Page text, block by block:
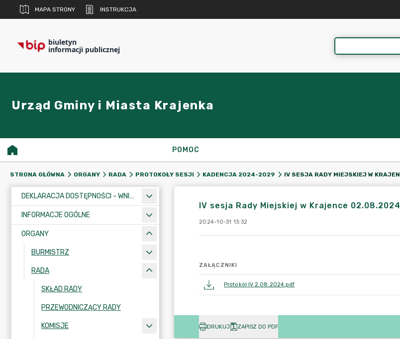
MAPA STRONY INSTRUKCJA
biuletyn
informacji publicznej
Urząd Gminy i Miasta Krajenka
POMOC
STRONA GŁÓWNA ORGANY RADA PROTOKOŁY SESJI KADENCJA 2024-2029
DEKLARACJA DOSTĘPNOŚCI - WNIOSEK
INFORMACJE OGÓLNE
ORGANY
BURMISTRZ
RADA
SKŁAD RADY
PRZEWODNICZĄCY RADY
KOMISJE
IV sesja Rady Miejskiej w Krajence 02.08.2024
2024-10-31 13:32
ZAŁĄCZNIKI
Protokół IV 2.08.2024.pdf
DRUKUJ ZAPISZ DO PDF